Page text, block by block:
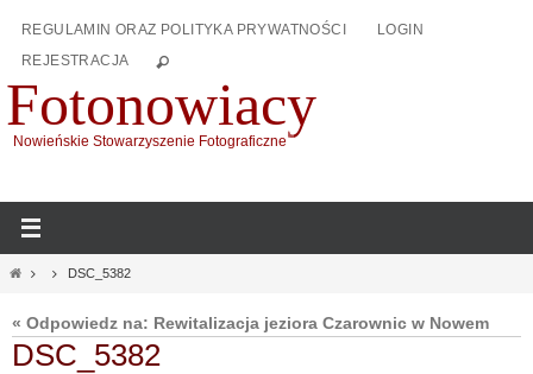
treści
REGULAMIN ORAZ POLITYKA PRYWATNOŚCI
LOGIN
REJESTRACJA
Fotonowiacy
Nowieńskie Stowarzyszenie Fotograficzne
Home DSC_5382
« Odpowiedz na: Rewitalizacja jeziora Czarownic w Nowem
DSC_5382